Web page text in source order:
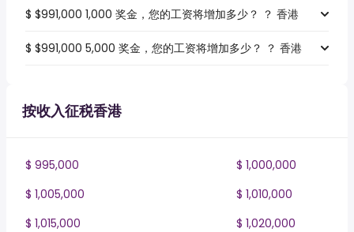
$ $991,000 1,000 奖金，您的工资将增加多少？ ？ 香港
$ $991,000 5,000 奖金，您的工资将增加多少？ ？ 香港
按收入征税香港
$ 995,000
$ 1,000,000
$ 1,005,000
$ 1,010,000
$ 1,015,000
$ 1,020,000